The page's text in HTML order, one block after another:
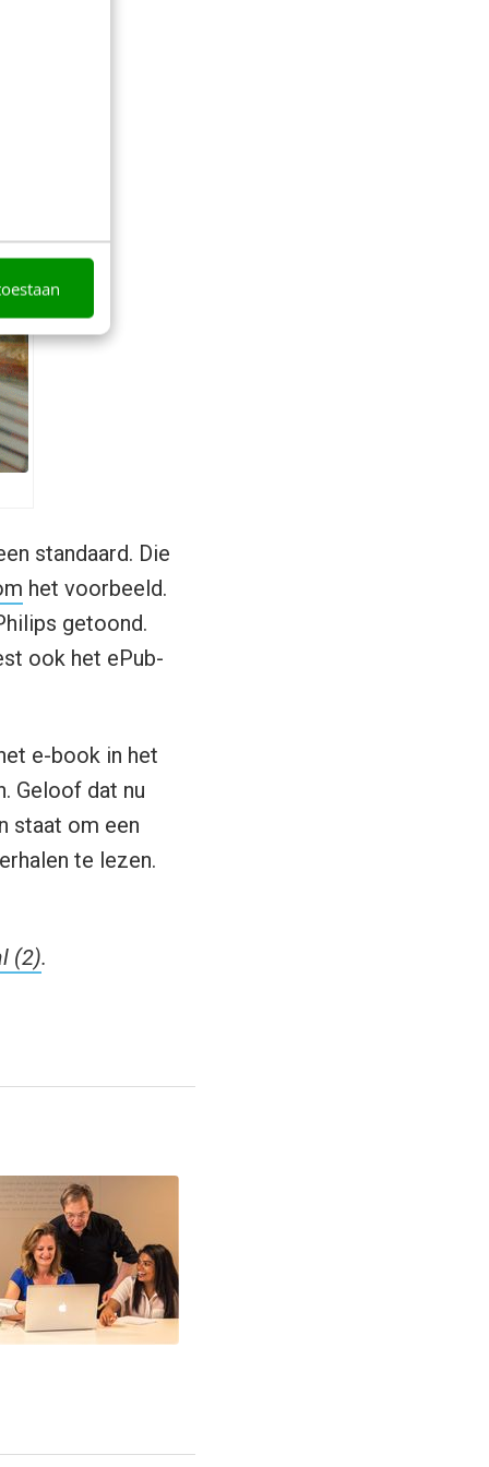
van een
standaard. Die
het voorbeeld.
getoond.
ook het ePub-
e-book in het
Geloof dat nu
staat om een
te lezen.
(2).